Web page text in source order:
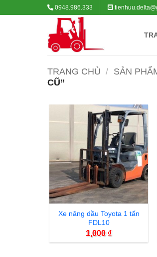
0948.986.333
TRANG CHỦ / SẢN
CŨ”
Xe nâng dầu Toyota 1 tấn
FDL10
1,000 ₫